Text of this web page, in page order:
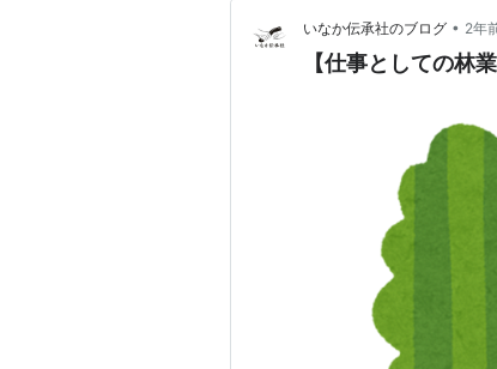
いなか伝承社のブログ • 2年
【仕事としての林